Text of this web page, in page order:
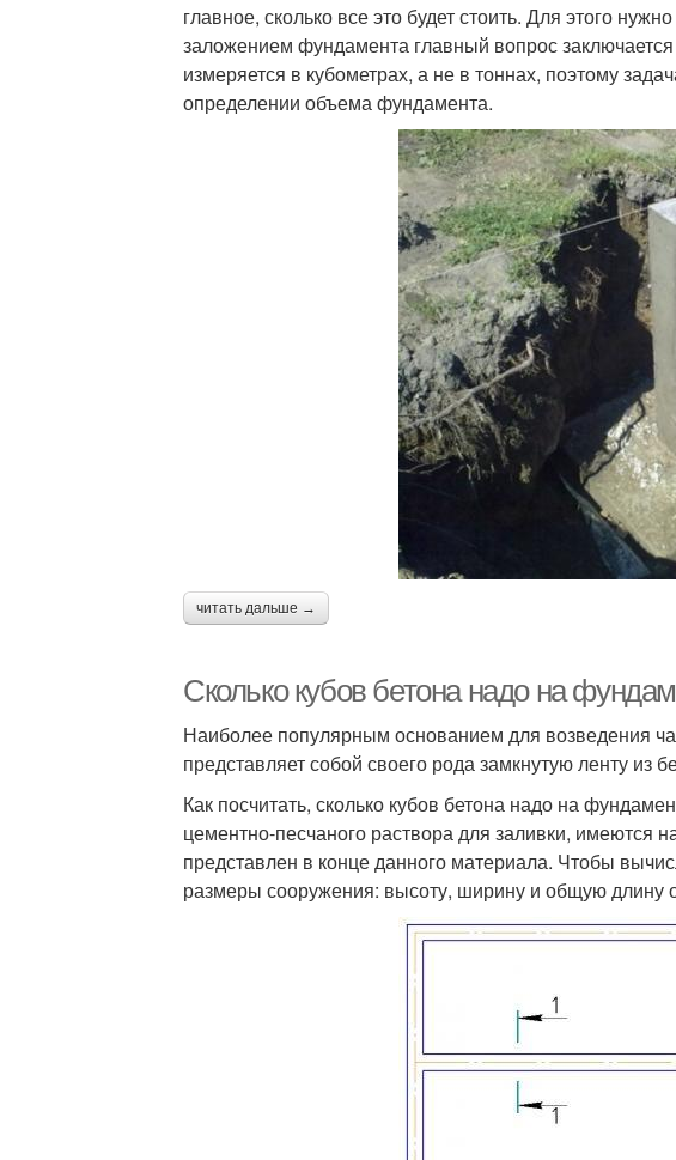
главное, сколько все это будет стоить. Для этого
заложением фундамента главный вопрос
измеряется в кубометрах, а не в тоннах, поэтому
определении объема фундамента.
читать дальше →
Сколько кубов бетона надо на
Наиболее популярным основанием для возведения
представляет собой своего рода замкнутую ленту
Как посчитать, сколько кубов бетона надо на
цементно-песчаного раствора для заливки, имеются
представлен в конце данного материала. Чтобы
размеры сооружения: высоту, ширину и общую длину